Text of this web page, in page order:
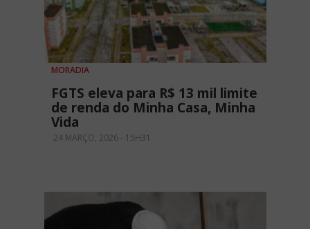
MORADIA
FGTS eleva para R$ 13 mil limite
de renda do Minha Casa, Minha
Vida
24 MARÇO, 2026 - 15H31